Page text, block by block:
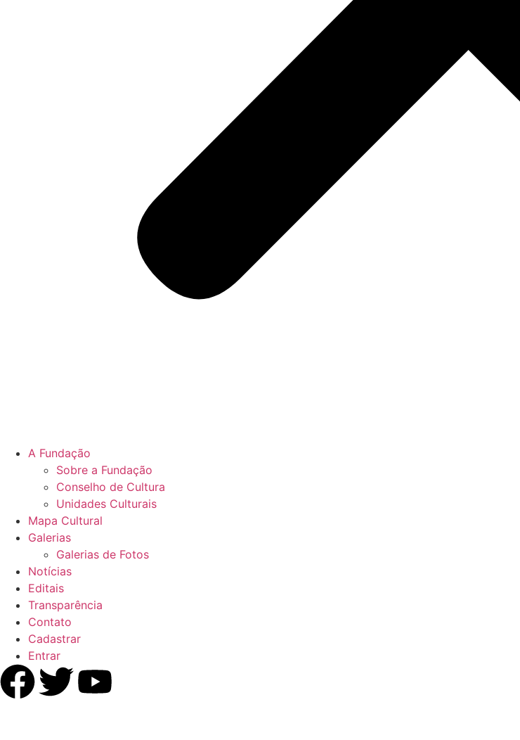
A Fundação
Sobre a Fundação
Conselho de Cultura
Unidades Culturais
Mapa Cultural
Galerias
Galerias de Fotos
Notícias
Editais
Transparência
Contato
Cadastrar
Entrar